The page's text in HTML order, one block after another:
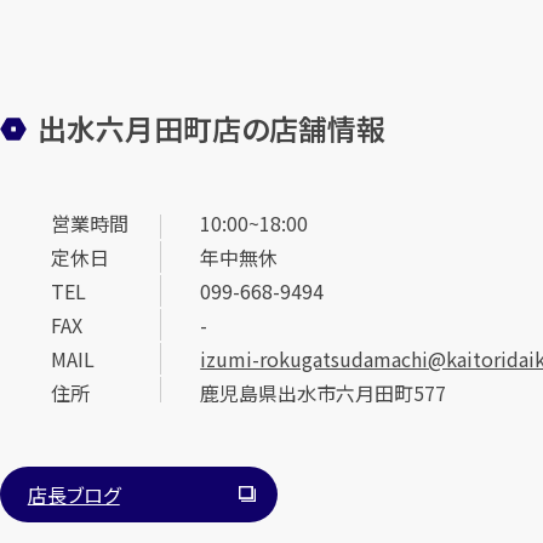
出水六月田町店の店舗情報
営業時間
10:00~18:00
定休日
年中無休
TEL
099-668-9494
FAX
-
MAIL
izumi-
住所
鹿児島県出水市六月田町577
店長ブログ